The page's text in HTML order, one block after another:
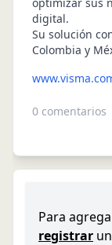
digital.
Su solución
Colombia y
0 comentarios
Para
registrar